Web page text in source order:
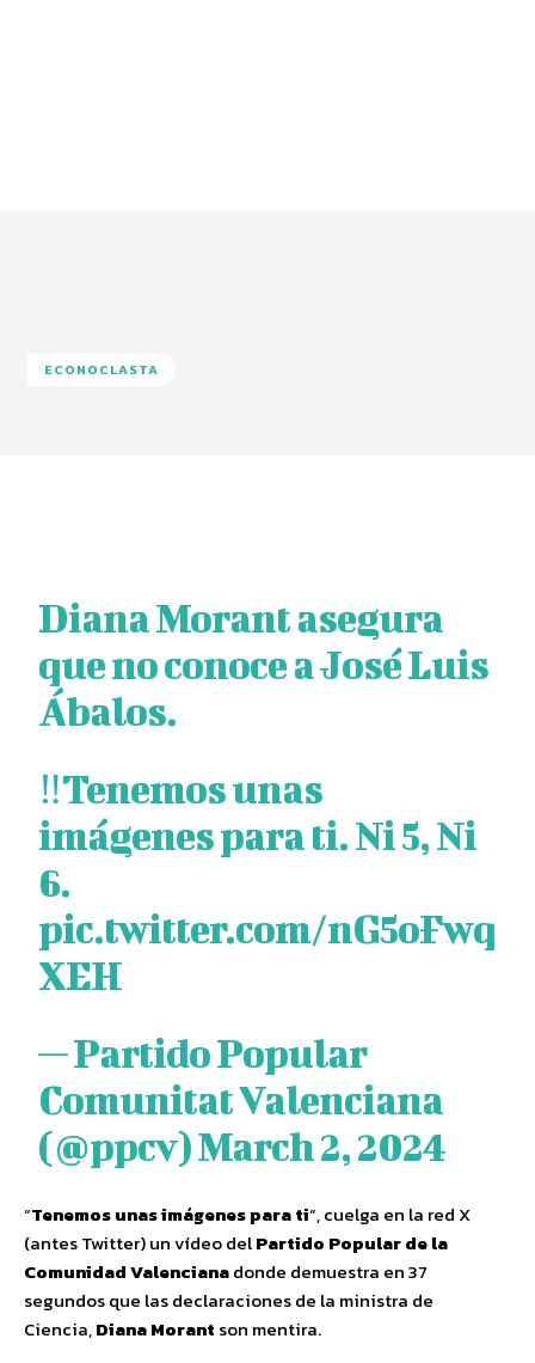
ECONOCLASTA
Diana Morant asegura
que no conoce a José Luis
Ábalos.
‼️Tenemos unas
imágenes para ti. Ni 5, Ni
6.
pic.twitter.com/nG5oFwq
XEH
— Partido Popular
Comunitat Valenciana
(@ppcv)March 2, 2024
“Tenemos unas imágenes para ti“, cuelga en la red X
(antes Twitter) un vídeo delPartido Popular de la
Comunidad Valencianadonde demuestra en 37
segundos que las declaraciones de la ministra de
Ciencia,Diana Morant son mentira.